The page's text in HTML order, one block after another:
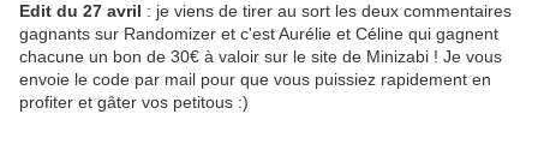
Edit du 27 avril : je viens de tirer au sort les deux commentaires
gagnants sur Randomizer et c'est Aurélie et Céline qui gagnent
chacune un bon de 30€ à valoir sur le site de Minizabi ! Je vous
envoie le code par mail pour que vous puissiez rapidement en
profiter et gâter vos petitous :)